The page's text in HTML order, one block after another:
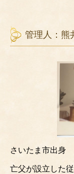
管理人：熊
さいたま市出身
亡父が設立した